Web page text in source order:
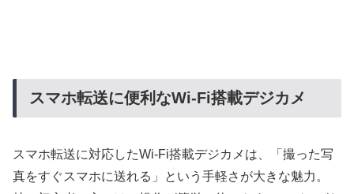
スマホ転送に便利なWi-Fi搭載デジカメ
スマホ転送に対応したWi-Fi搭載デジカメは、「撮った写
真をすぐスマホに送れる」という手軽さが大きな魅力。